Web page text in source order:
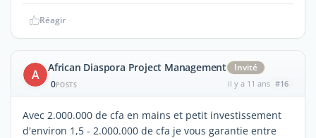
Réagir
A African Diaspora Project Management
Invité
0POSTS il y a 11 ans #16
Avec 2.000.000 de cfa en mains et petit investissement
d'environ 1,5 - 2.000.000 de cfa je vous garantie entre